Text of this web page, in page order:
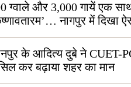
ग्वाले और 3,000 गायें एक
नागपुर में दिखा
बोले, “ऐसा तो सिर्फ़ कृष्ण
के आदित्य दुबे ने CUET-
कर बढ़ाया शहर का मान